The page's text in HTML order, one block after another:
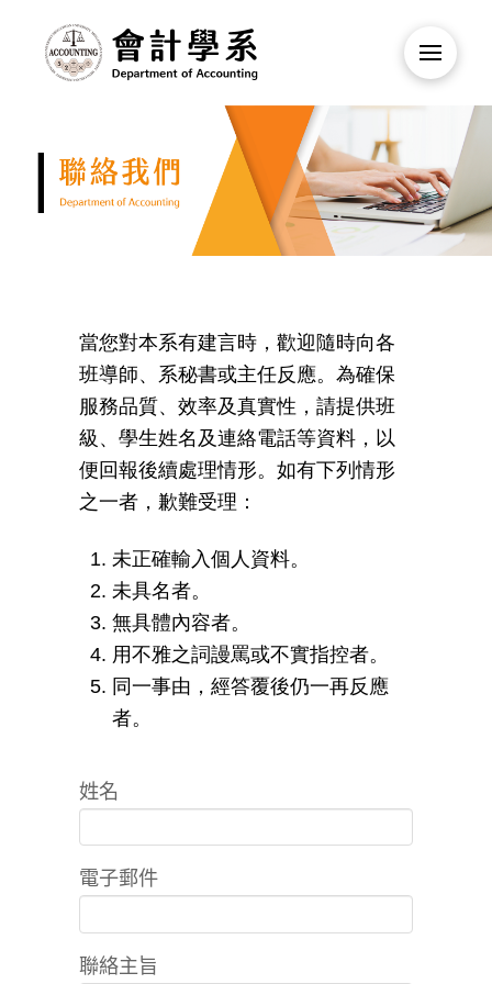
當您對本系有建言時，歡迎隨時向各
班導師、系秘書或主任反應。為確保
服務品質、效率及真實性，請提供班
級、學生姓名及連絡電話等資料，以
便回報後續處理情形。如有下列情形
之一者，歉難受理：
未正確輸入個人資料。
未具名者。
無具體內容者。
用不雅之詞謾罵或不實指控者。
同一事由，經答覆後仍一再反應
者。
姓名
電子郵件
聯絡主旨